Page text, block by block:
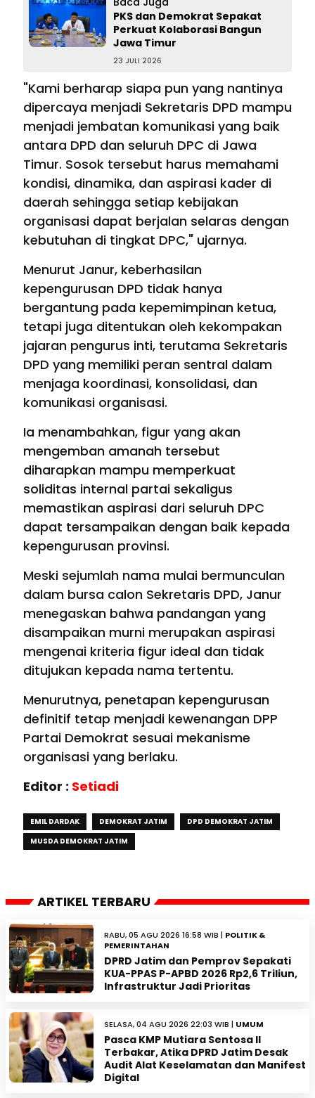
PKS dan Demokrat Sepakat
Perkuat Kolaborasi Bangun
Jawa Timur
23 JULI 2026
"Kami berharap siapa pun yang nantinya
dipercaya menjadi Sekretaris DPD mampu
menjadi jembatan komunikasi yang baik
antara DPD dan seluruh DPC di Jawa
Timur. Sosok tersebut harus memahami
kondisi, dinamika, dan aspirasi kader di
daerah sehingga setiap kebijakan
organisasi dapat berjalan selaras dengan
kebutuhan di tingkat DPC," ujarnya.
Menurut Janur, keberhasilan
kepengurusan DPD tidak hanya
bergantung pada kepemimpinan ketua,
tetapi juga ditentukan oleh kekompakan
jajaran pengurus inti, terutama Sekretaris
DPD yang memiliki peran sentral dalam
menjaga koordinasi, konsolidasi, dan
komunikasi organisasi.
Ia menambahkan, figur yang akan
mengemban amanah tersebut
diharapkan mampu memperkuat
soliditas internal partai sekaligus
memastikan aspirasi dari seluruh DPC
dapat tersampaikan dengan baik kepada
kepengurusan provinsi.
Meski sejumlah nama mulai bermunculan
dalam bursa calon Sekretaris DPD, Janur
menegaskan bahwa pandangan yang
disampaikan murni merupakan aspirasi
mengenai kriteria figur ideal dan tidak
ditujukan kepada nama tertentu.
Menurutnya, penetapan kepengurusan
definitif tetap menjadi kewenangan DPP
Partai Demokrat sesuai mekanisme
organisasi yang berlaku.
Editor : Setiadi
EMIL DARDAK DEMOKRAT JATIM
DPD DEMOKRAT JATIM
MUSDA DEMOKRAT JATIM
ARTIKEL TERBARU
RABU, 05 AGU 2026 16:58 WIB | POLITIK &
PEMERINTAHAN
DPRD Jatim dan Pemprov Sepakati
KUA-PPAS P-APBD 2026 Rp2,6 Triliun,
Infrastruktur Jadi Prioritas
SELASA, 04 AGU 2026 22:03 WIB | UMUM
Pasca KMP Mutiara Sentosa II
Terbakar, Atika DPRD Jatim Desak
Audit Alat Keselamatan dan Manifest
Digital